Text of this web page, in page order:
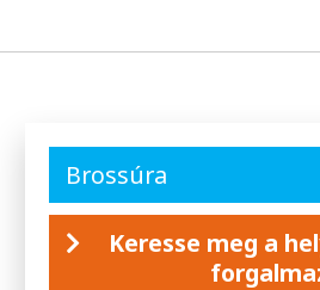
Brossúra
Keresse meg a